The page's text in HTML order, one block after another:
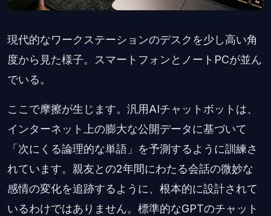
現代的なワークステーションのデスクを少し高い角
度から見た様子。スマートフォンとノートPCが並ん
でいる。
ここで摩擦が生じます。汎用AIチャットボットは、
インターネット上の膨大な公開データに基づいて
「次にくる論理的な単語」を予測するように訓練さ
れています。親友との2年間にわたる会話の微妙な
感情の変化を追跡するように、根本的に設計されて
いるわけではありません。標準的なGPTのチャット